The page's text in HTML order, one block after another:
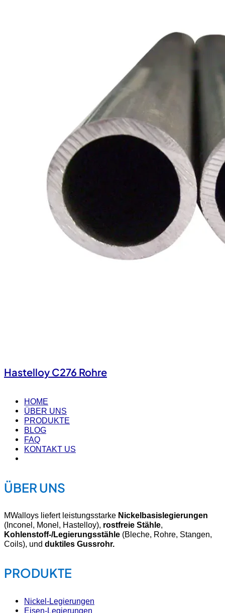
Hastelloy C276 Rohre
HOME
ÜBER UNS
PRODUKTE
BLOG
FAQ
KONTAKT US
ÜBER UNS
MWalloys liefert leistungsstarke Nickelbasislegierungen
(Inconel, Monel, Hastelloy), rostfreie Stähle,
Kohlenstoff-/Legierungsstähle (Bleche, Rohre, Stangen,
Coils), und duktiles Gussrohr.
PRODUKTE
Nickel-Legierungen
Eisen-Legierungen